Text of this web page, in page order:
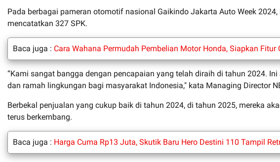
Pada berbagai pameran otomotif nasional Gaikindo Jakarta Auto Week
mencatatkan 327 SPK.
Baca juga : Cara Wahana Permudah Pembelian Motor Honda, Siapkan
“Kami sangat bangga dengan pencapaian yang telah diraih di tahun 2024.
dan ramah lingkungan bagi masyarakat Indonesia," kata Managing Director
Berbekal penjualan yang cukup baik di tahun 2024, di tahun 2025, mereka
terus berkembang.
Baca juga : Harga Cuma Rp13 Juta, Skutik Baru Hero Destini 110 Tampil